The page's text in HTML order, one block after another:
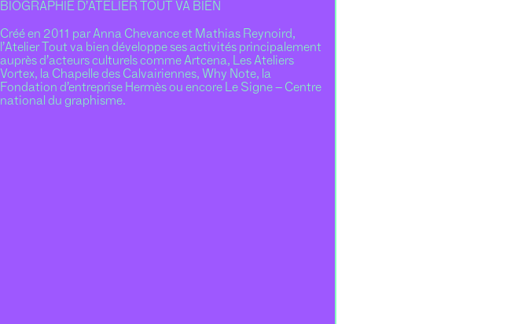
BIOGRAPHIE D’ATELIER TOUT VA BIEN
Créé en 2011 par Anna Chevance et Mathias Reynoird,
l’Atelier Tout va bien développe ses activités principalement
auprès d’acteurs culturels comme Artcena, Les Ateliers
Vortex, la Chapelle des Calvairiennes, Why Note, la
Fondation d’entreprise Hermès ou encore Le Signe – Centre
national du graphisme.